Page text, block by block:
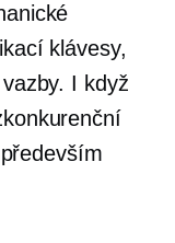
klávesy,
I když